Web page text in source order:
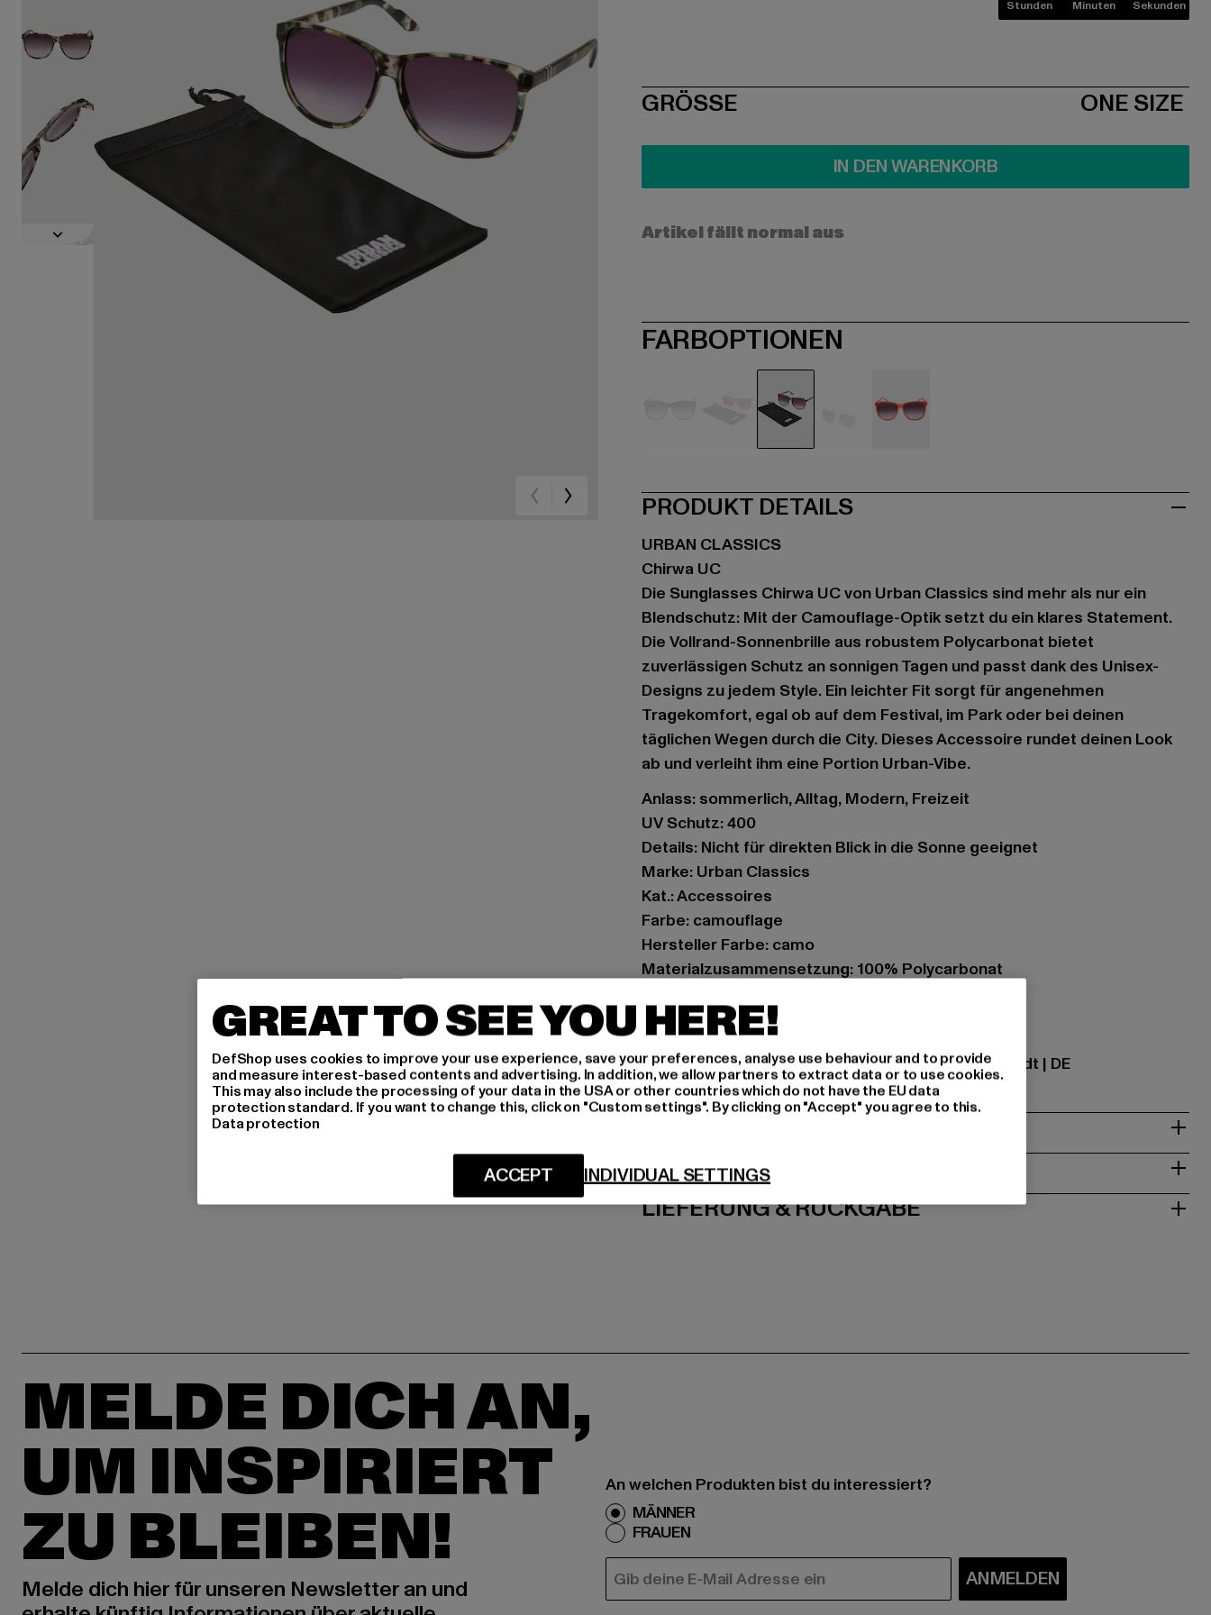
Stunden Minuten Sekunden
SIZE
GRÖSSE ONE SIZE
IN DEN WARENKORB
Artikel fällt normal aus
FARBOPTIONEN
PRODUKT DETAILS
URBAN CLASSICS
Chirwa UC
Die Sunglasses Chirwa UC von Urban Classics sind mehr als nur ein
Blendschutz: Mit der Camouflage-Optik setzt du ein klares Statement.
Die Vollrand-Sonnenbrille aus robustem Polycarbonat bietet
zuverlässigen Schutz an sonnigen Tagen und passt dank des Unisex-
Designs zu jedem Style. Ein leichter Fit sorgt für angenehmen
Tragekomfort, egal ob auf dem Festival, im Park oder bei deinen
täglichen Wegen durch die City. Dieses Accessoire rundet deinen Look
ab und verleiht ihm eine Portion Urban-Vibe.
Anlass: sommerlich, Alltag, Modern, Freizeit
UV Schutz: 400
Details: Nicht für direkten Blick in die Sonne geeignet
Marke: Urban Classics
Kat.: Accessoires
Farbe: camouflage
Hersteller Farbe: camo
Materialzusammensetzung: 100% Polycarbonat
Hersteller: TB International GmbH |
Dr.-Robert-Murjahn-Straße 7 | 64372 Ober-Ramstadt | DE
PFLEGEHINWEISE
LIEFERUNG & RÜCKGABE
MELDE DICH AN,
UM INSPIRIERT
ZU BLEIBEN!
Melde dich hier für unseren Newsletter an und
An welchen Produkten bist du interessiert?
MÄNNER
FRAUEN
E-MAIL ANMELDEN
GREAT TO SEE YOU HERE!
DefShop uses cookies to improve your use experience, save your preferences, analyse use behaviour and to provide
and measure interest-based contents and advertising. In addition, we allow partners to extract data or to use cookies.
This may also include the processing of your data in the USA or other countries which do not have the EU data
protection standard. If you want to change this, click on "Custom settings". By clicking on "Accept" you agree to this.
Data protection
INDIVIDUAL SETTINGS
ACCEPT